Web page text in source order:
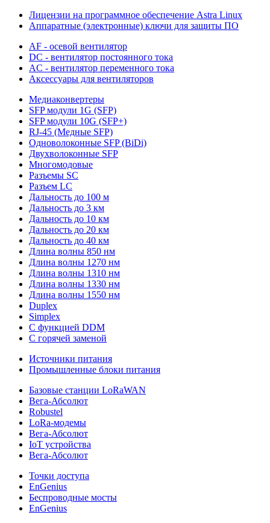
Лицензии на программное обеспечение Astra Linux
Аппаратные (электронные) ключи для защиты ПО
AF - осевой вентилятор
DC - вентилятор постоянного тока
AC - вентилятор переменного тока
Аксессуары для вентиляторов
Медиаконвертеры
SFP модули 1G (SFP)
SFP модули 10G (SFP+)
RJ-45 (Медные SFP)
Одноволоконные SFP (BiDi)
Двухволоконные SFP
Многомодовые
Разъемы SC
Разъем LC
Дальность до 100 м
Дальность до 3 км
Дальность до 10 км
Дальность до 20 км
Дальность до 40 км
Длина волны 850 нм
Длина волны 1270 нм
Длина волны 1310 нм
Длина волны 1330 нм
Длина волны 1550 нм
Duplex
Simplex
С функцией DDM
С горячей заменой
Источники питания
Промышленные блоки питания
Базовые станции LoRaWAN
Вега-Абсолют
Robustel
LoRa-модемы
Вега-Абсолют
IoT устройства
Вега-Абсолют
Точки доступа
EnGenius
Беспроводные мосты
EnGenius